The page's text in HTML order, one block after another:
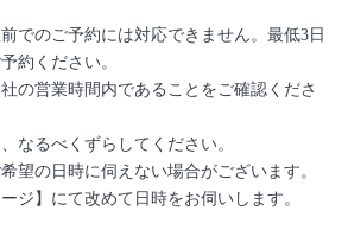
でのご予約には対応できません。最低3日
約ください。
の営業時間内であることをご確認くださ
なるべくずらしてください。
望の日時に伺えない場合がございます。
ジ】にて改めて日時をお伺いします。